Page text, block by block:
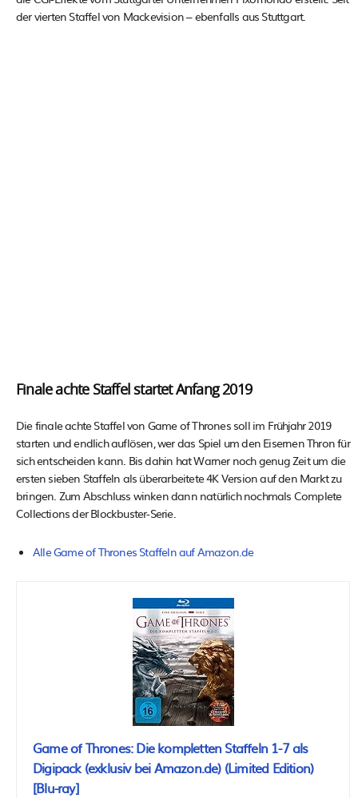
der vierten Staffel von Mackevision – ebenfalls aus Stuttgart.
Finale achte Staffel startet Anfang 2019
Die finale achte Staffel von Game of Thrones soll im Frühjahr 2019
starten und endlich auflösen, wer das Spiel um den Eisernen Thron für
sich entscheiden kann. Bis dahin hat Warner noch genug Zeit um die
ersten sieben Staffeln als überarbeitete 4K Version auf den Markt zu
bringen. Zum Abschluss winken dann natürlich nochmals Complete
Collections der Blockbuster-Serie.
Alle Game of Thrones Staffeln auf Amazon.de
Game of Thrones: Die kompletten Staffeln 1-7 als
Digipack (exklusiv bei Amazon.de) (Limited Edition)
[Blu-ray]